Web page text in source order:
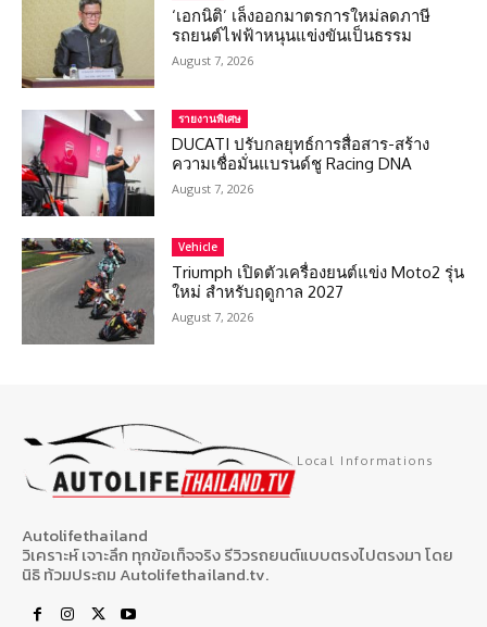
‘เอกนิติ’ เล็งออกมาตรการใหม่ลดภาษี
รถยนต์ไฟฟ้าหนุนแข่งขันเป็นธรรม
August 7, 2026
รายงานพิเศษ
DUCATI ปรับกลยุทธ์การสื่อสาร-สร้าง
ความเชื่อมั่นแบรนด์ชู Racing DNA
August 7, 2026
Vehicle
Triumph เปิดตัวเครื่องยนต์แข่ง Moto2 รุ่น
ใหม่ สำหรับฤดูกาล 2027
August 7, 2026
Local Informations
Autolifethailand
วิเคราะห์ เจาะลึก ทุกข้อเท็จจริง รีวิวรถยนต์แบบตรงไปตรงมา โดย
นิธิ ท้วมประถม Autolifethailand.tv.